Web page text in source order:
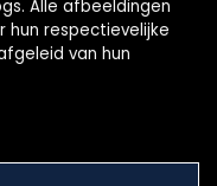
Alle afbeeldingen
hun respectievelijke
van hun